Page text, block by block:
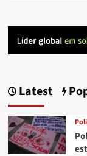
Latest